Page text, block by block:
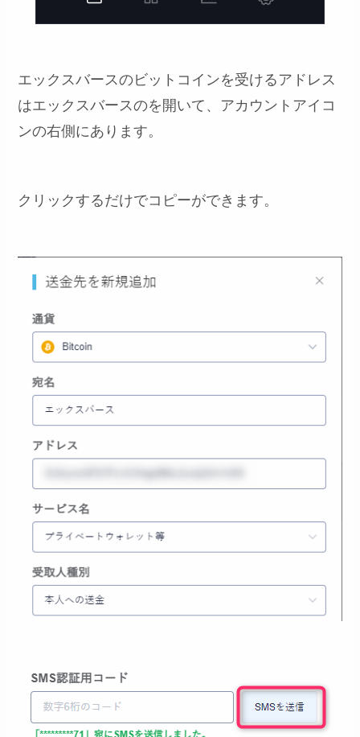
エックスバースのビットコインを受けるアドレス
はエックスバースのを開いて、アカウントアイコ
ンの右側にあります。
クリックするだけでコピーができます。